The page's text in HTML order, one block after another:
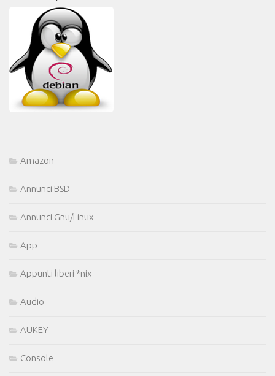
Amazon
Annunci BSD
Annunci Gnu/Linux
App
Appunti liberi *nix
Audio
AUKEY
Console